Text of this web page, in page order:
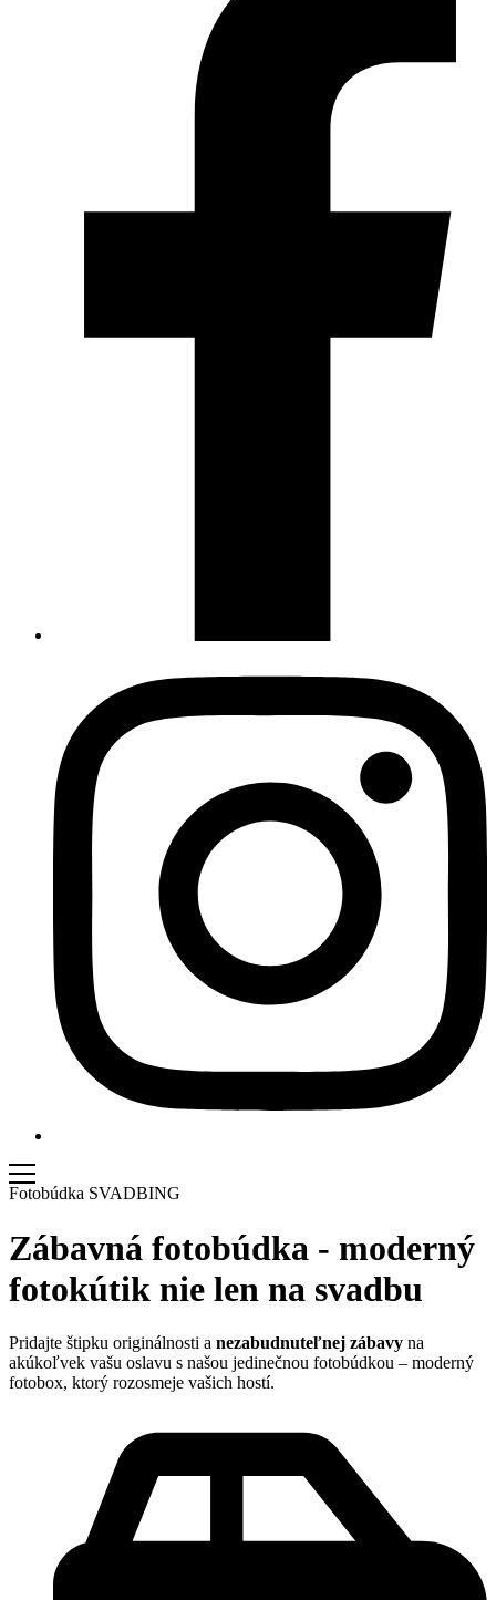
Fotobúdka SVADBING
Zábavná fotobúdka - moderný
fotokútik nie len na svadbu
Pridajte štipku originálnosti a nezabudnuteľnej zábavy na
akúkoľvek vašu oslavu s našou jedinečnou fotobúdkou – moderný
fotobox, ktorý rozosmeje vašich hostí.